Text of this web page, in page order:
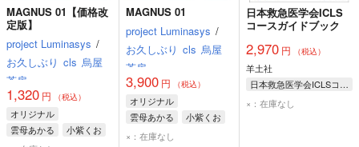
MAGNUS 01【価格改
定版】
project Luminasys /
お久しぶり cls 烏屋
茶房
1,320 円 （税込）
オリジナル
雲母あかる
小紫くお
MAGNUS 01
project Luminasys /
お久しぶり cls 烏屋
茶房
3,900 円 （税込）
オリジナル
雲母あかる
小紫くお
百合園えりゅ
×：在庫なし
日本救急医学会ICLS
コースガイドブック
2,970円 （税込）
羊土社
日本救急医学会ICLSコース企画運営委員会ICLSコース教材開発ワーキンググループ/編 畑田剛/監修 丹保亜希仁
佐藤浩之
×：在庫なし